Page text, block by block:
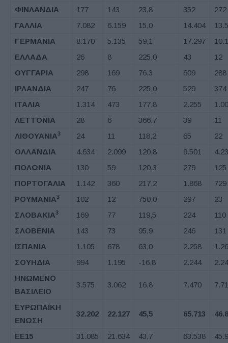
ΦΙΝΛΑΝΔΙΑ
177 143 23,8 352
272
ΓΑΛΛΙΑ
7.082 6.159 15,0 14.404
ΓΕΡΜΑΝΙΑ
8.170 5.135 59,1 17.297
ΕΛΛΑΔΑ
26 8 225,0 43
12
ΟΥΓΓΑΡΙΑ
298 169 76,3 609
288
ΙΡΛΑΝΔΙΑ
247 76 225,0 529
374
ΙΤΑΛΙΑ
1.314 473 177,8 2.255
ΛΕΤΤΟΝΙΑ
28 6 366,7 39
11
ΛΙΘΟΥΑΝΙΑ3 24 11 118,2 65
22
ΟΛΛΑΝΔΙΑ
4.634 2.099 120,8 9.501
ΠΟΛΩΝΙΑ
130 59 120,3 279
125
ΠΟΡΤΟΓΑΛΙΑ
1.142 360 217,2 1.868
729
ΡΟΥΜΑΝΙΑ3 102 12 750,0 297
23
ΣΛΟΒΑΚΙΑ3 169 77 119,5 224
110
ΣΛΟΒΕΝΙΑ
143 73 95,9 246
131
ΙΣΠΑΝΙΑ
1.105 678 63,0 2.258
ΣΟΥΗΔΙΑ
994 1.195 -16,8 2.244
ΗΝΩΜΕΝΟ
ΒΑΣΙΛΕΙΟ
3.575 3.062 16,8 7.470
ΕΥΡΩΠΑΪΚΗ
ΕΝΩΣΗ
32.202 22.127 45,5 65.713
ΕΕ15 31.085 21.634 43,7 63.538